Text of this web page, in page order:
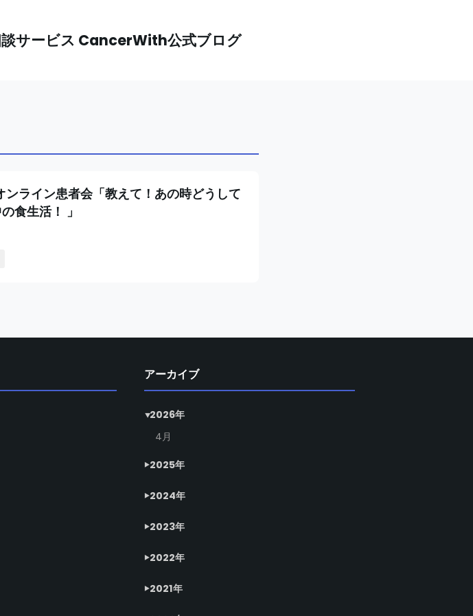
サービス CancerWith公式ブログ
ンライン患者会「教えて！あの時どうして
食生活！ 」
アーカイブ
2026年
4月
2025年
2024年
2023年
2022年
2021年